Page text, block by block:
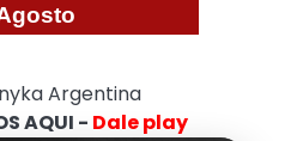
Argentina
AQUI - Dale play